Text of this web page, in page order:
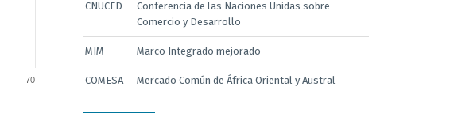
70
CNUCED
Conferencia de las Naciones Unidas sobre
Comercio y Desarrollo
MIM Marco Integrado mejorado
COMESA Mercado Común de África Oriental y Austral